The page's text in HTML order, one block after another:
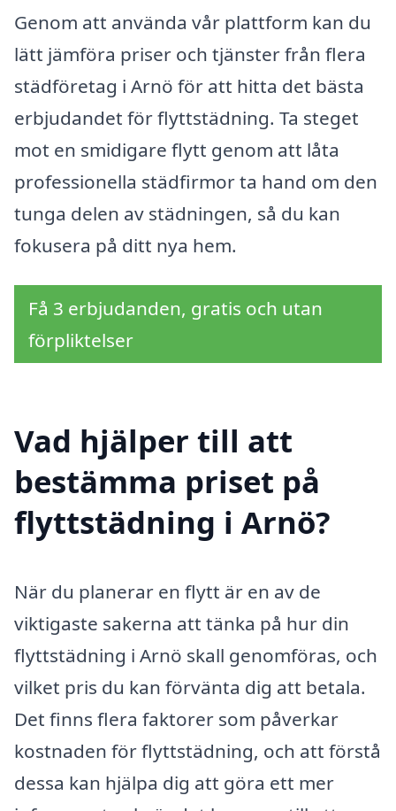
Genom att använda vår plattform kan du
lätt jämföra priser och tjänster från flera
städföretag i Arnö för att hitta det bästa
erbjudandet för flyttstädning. Ta steget
mot en smidigare flytt genom att låta
professionella städfirmor ta hand om den
tunga delen av städningen, så du kan
fokusera på ditt nya hem.
Få 3 erbjudanden, gratis och utan
förpliktelser
Vad hjälper till att
bestämma priset på
flyttstädning i Arnö?
När du planerar en flytt är en av de
viktigaste sakerna att tänka på hur din
flyttstädning i Arnö skall genomföras, och
vilket pris du kan förvänta dig att betala.
Det finns flera faktorer som påverkar
kostnaden för flyttstädning, och att förstå
dessa kan hjälpa dig att göra ett mer